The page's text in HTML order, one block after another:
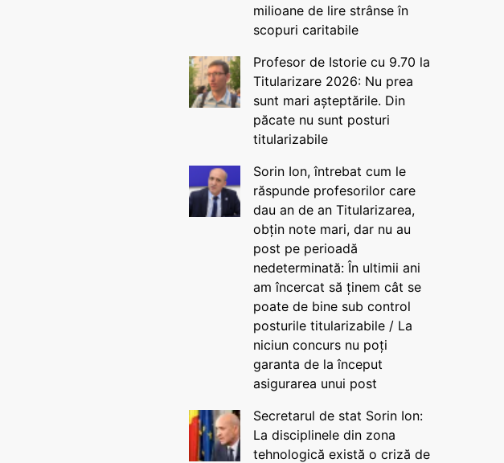
milioane de lire strânse în
scopuri caritabile
Profesor de Istorie cu 9.70 la
Titularizare 2026: Nu prea
sunt mari așteptările. Din
păcate nu sunt posturi
titularizabile
Sorin Ion, întrebat cum le
răspunde profesorilor care
dau an de an Titularizarea,
obțin note mari, dar nu au
post pe perioadă
nedeterminată: În ultimii ani
am încercat să ținem cât se
poate de bine sub control
posturile titularizabile / La
niciun concurs nu poți
garanta de la început
asigurarea unui post
Secretarul de stat Sorin Ion:
La disciplinele din zona
tehnologică există o criză de